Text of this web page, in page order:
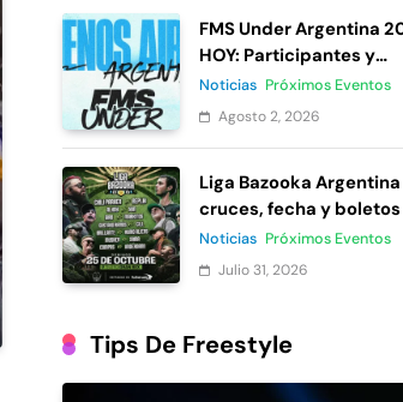
FMS Under Argentina
HOY: Participantes y
votación
Noticias Próximos Eventos
Agosto 2, 2026
Liga Bazooka
cruces, fecha y boletos
Noticias Próximos Eventos
Julio 31, 2026
Tips De Freestyle